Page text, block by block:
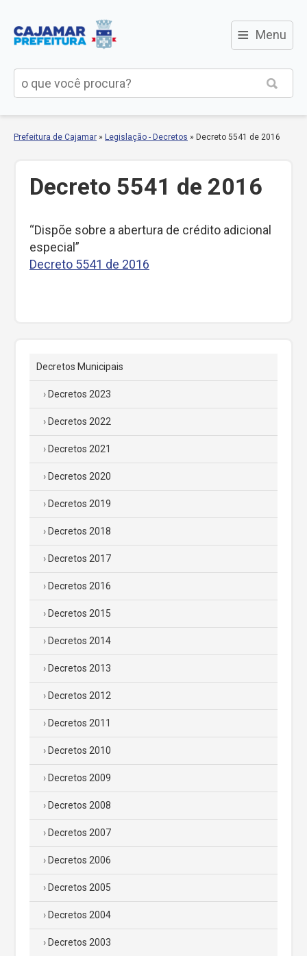
≡ Menu
Prefeitura de Cajamar » Legislação - Decretos » Decreto 5541 de 2016
Decreto 5541 de 2016
“Dispõe sobre a abertura de crédito adicional
especial”
Decreto 5541 de 2016
Decretos Municipais
Decretos 2023
Decretos 2022
Decretos 2021
Decretos 2020
Decretos 2019
Decretos 2018
Decretos 2017
Decretos 2016
Decretos 2015
Decretos 2014
Decretos 2013
Decretos 2012
Decretos 2011
Decretos 2010
Decretos 2009
Decretos 2008
Decretos 2007
Decretos 2006
Decretos 2005
Decretos 2004
Decretos 2003